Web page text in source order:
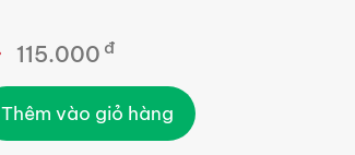
115.000 đ
Thêm vào giỏ hàng